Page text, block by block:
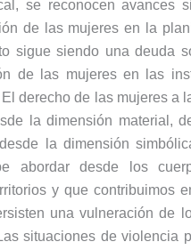
se reconocen avances
de las mujeres en la
sigue siendo una deuda
de las mujeres en las
derecho de las mujeres a
la dimensión material,
la dimensión
abordar desde los
y que contribuimos
una vulneración de
situaciones de violencia